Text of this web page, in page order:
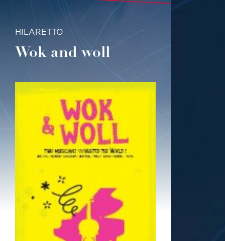
HILARETTO
Wok and woll